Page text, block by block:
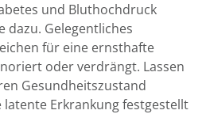
und Bluthochdruck
dazu. Gelegentliches
für eine ernsthafte
oder verdrängt. Lassen
Gesundheitszustand
latente Erkrankung festgestellt